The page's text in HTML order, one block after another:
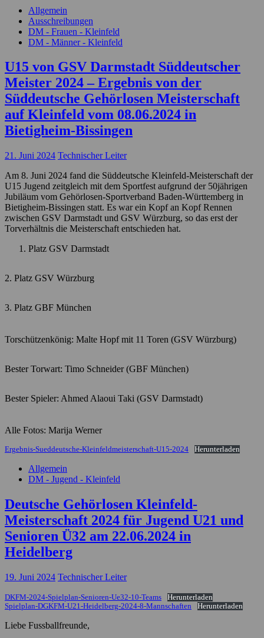
Allgemein
Ausschreibungen
DM - Frauen - Kleinfeld
DM - Männer - Kleinfeld
U15 von GSV Darmstadt Süddeutscher
Meister 2024 – Ergebnis von der
Süddeutsche Gehörlosen Meisterschaft
auf Kleinfeld vom 08.06.2024 in
Bietigheim-Bissingen
21. Juni 2024 Technischer Leiter
Am 8. Juni 2024 fand die Süddeutsche Kleinfeld-Meisterschaft der
U15 Jugend zeitgleich mit dem Sportfest aufgrund der 50jährigen
Jubiläum vom Gehörlosen-Sportverband Baden-Württemberg in
Bietigheim-Bissingen statt. Es war ein Kopf an Kopf Rennen
zwischen GSV Darmstadt und GSV Würzburg, so das erst der
Torverhältnis die Meisterschaft entschieden hat.
Platz GSV Darmstadt
2. Platz GSV Würzburg
3. Platz GBF München
Torschützenkönig: Malte Hopf mit 11 Toren (GSV Würzburg)
Bester Torwart: Timo Schneider (GBF München)
Bester Spieler: Ahmed Alaoui Taki (GSV Darmstadt)
Alle Fotos: Marija Werner
Ergebnis-Sueddeutsche-Kleinfeldmeisterschaft-U15-2024 Herunterladen
Allgemein
DM - Jugend - Kleinfeld
Deutsche Gehörlosen Kleinfeld-
Meisterschaft 2024 für Jugend U21 und
Senioren Ü32 am 22.06.2024 in
Heidelberg
19. Juni 2024 Technischer Leiter
DKFM-2024-Spielplan-Senioren-Ue32-10-Teams
Herunterladen
Spielplan-DGKFM-U21-Heidelberg-2024-8-Mannschaften
Herunterladen
Liebe Fussballfreunde,